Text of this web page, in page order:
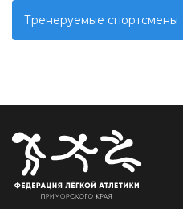
Тренеруемые спортсмены